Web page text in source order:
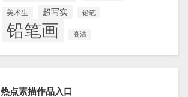
美术生 超写实 铅笔
铅笔画 高清
热点素描作品入口